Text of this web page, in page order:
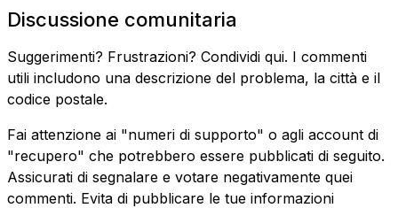
Discussione comunitaria
Suggerimenti? Frustrazioni? Condividi qui. I commenti
utili includono una descrizione del problema, la città e il
codice postale.
Fai attenzione ai "numeri di supporto" o agli account di
"recupero" che potrebbero essere pubblicati di seguito.
Assicurati di segnalare e votare negativamente quei
commenti. Evita di pubblicare le tue informazioni